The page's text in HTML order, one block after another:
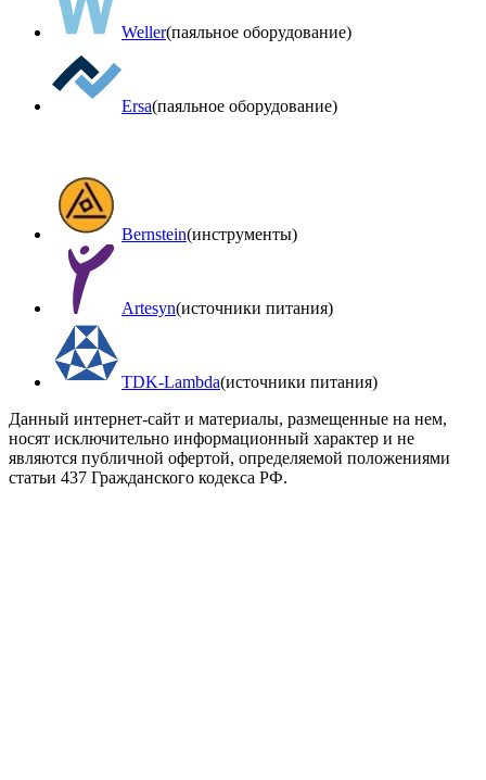
Weller(паяльное оборудование)
Ersa(паяльное оборудование)
Bernstein(инструменты)
Artesyn(источники питания)
TDK-Lambda(источники питания)
Данный интернет-сайт и материалы, размещенные на нем,
носят исключительно информационный характер и не
являются публичной офертой, определяемой положениями
статьи 437 Гражданского кодекса РФ.